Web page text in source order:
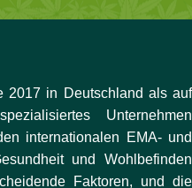
2017 in Deutschland als auf
Unternehmen
internationalen EMA- und
und Wohlbefinden
Faktoren, und die